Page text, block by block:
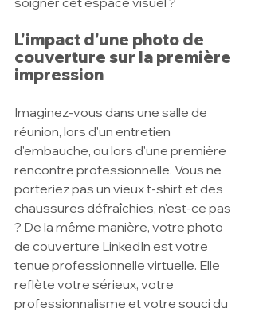
L'impact d'une photo de
couverture sur la première
impression
Imaginez-vous dans une salle de
réunion, lors d'un entretien
d'embauche, ou lors d'une première
rencontre professionnelle. Vous ne
porteriez pas un vieux t-shirt et des
chaussures défraîchies, n'est-ce pas
? De la même manière, votre photo
de couverture LinkedIn est votre
tenue professionnelle virtuelle. Elle
reflète votre sérieux, votre
professionnalisme et votre souci du